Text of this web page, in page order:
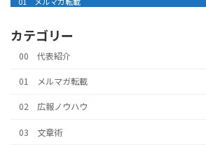
カテゴリー
00 代表紹介
01 メルマガ転載
02 広報ノウハウ
03 文章術